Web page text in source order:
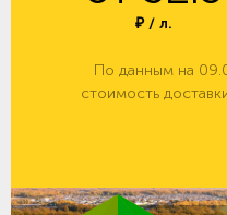
₽ / л.
По данным на
стоимость